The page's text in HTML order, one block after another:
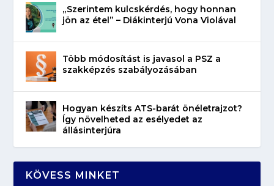
„Szerintem kulcskérdés, hogy honnan
jön az étel” – Diákinterjú Vona Violával
Több módosítást is javasol a PSZ a
szakképzés szabályozásában
Hogyan készíts ATS-barát önéletrajzot?
Így növelheted az esélyedet az
állásinterjúra
KÖVESS MINKET